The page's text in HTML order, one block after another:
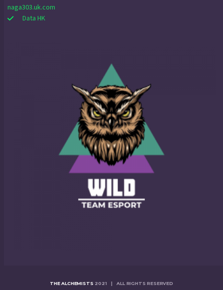
naga303.uk.com
Data HK
THE ALCHEMISTS 2021 | ALL RIGHTS RESERVED